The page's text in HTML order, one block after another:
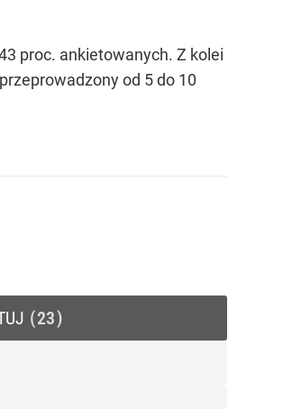
proc. ankietowanych. Z kolei
od 5 do 10
23